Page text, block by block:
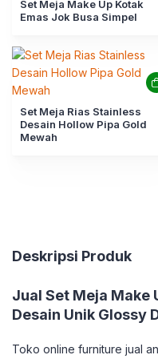
Set Meja Make Up Kotak
Emas Jok Busa Simpel
Set Meja Rias Stainless
Desain Hollow Pipa Gold
Mewah
Deskripsi Produk
Jual Set Meja Make
Desain Unik Glossy
Toko online furniture jual